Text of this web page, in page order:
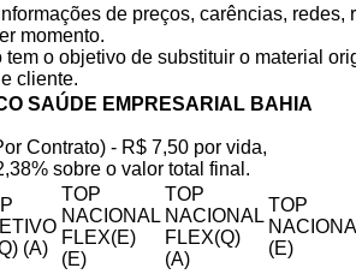
de preços, carências,
momento.
tem o objetivo de substituir o material
cliente.
SAÚDE EMPRESARIAL BAHIA
Contrato) - R$ 7,50 por vida,
sobre o valor total final.
(A)
TOP
NACIONAL
FLEX(E)
(E)
TOP
NACIONAL
FLEX(Q)
(A)
TOP
(E)